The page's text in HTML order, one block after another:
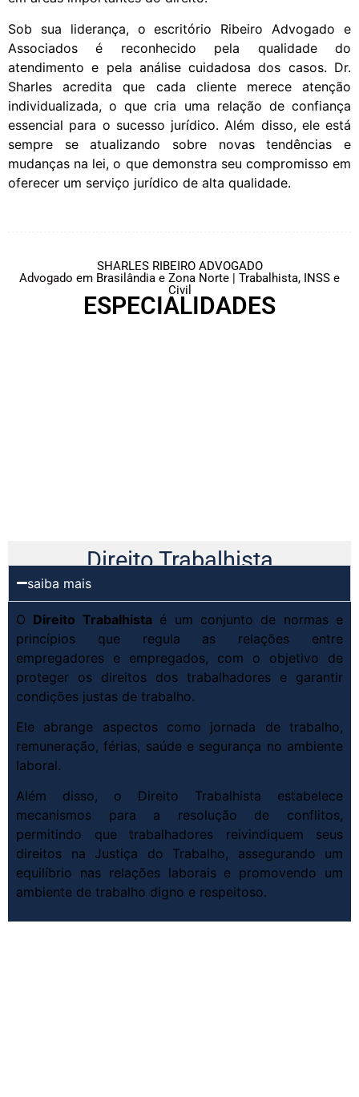
Sob sua liderança, o escritório Ribeiro Advogado e
Associados é reconhecido pela qualidade do
atendimento e pela análise cuidadosa dos casos. Dr.
Sharles acredita que cada cliente merece atenção
individualizada, o que cria uma relação de confiança
essencial para o sucesso jurídico. Além disso, ele está
sempre se atualizando sobre novas tendências e
mudanças na lei, o que demonstra seu compromisso em
oferecer um serviço jurídico de alta qualidade.
SHARLES RIBEIRO ADVOGADO
Advogado em Brasilândia e Zona Norte | Trabalhista, INSS e
Civil
ESPECIALIDADES
Direito Trabalhista
saiba mais
O Direito Trabalhistaé um conjunto de normas e
princípios que regula as relações entre
empregadores e empregados, com o objetivo de
proteger os direitos dos trabalhadores e garantir
condições justas de trabalho.
Ele abrange aspectos como jornada de trabalho,
remuneração, férias, saúde e segurança no ambiente
laboral.
Além disso, o Direito Trabalhista estabelece
mecanismos para a resolução de conflitos,
permitindo que trabalhadores reivindiquem seus
direitos na Justiça do Trabalho, assegurando um
equilíbrio nas relações laborais e promovendo um
ambiente de trabalho digno e respeitoso.